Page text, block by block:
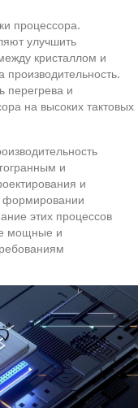
процессора.
улучшить
кристаллом и
производительность.
перегрева и
на высоких тактовых
и
и
формировании
этих процессов
мощные и